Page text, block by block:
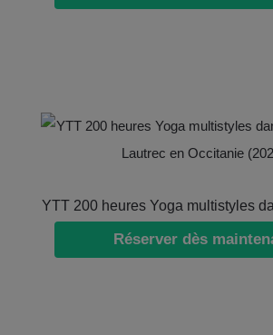
YTT 200 heures Yoga multistyles
à Lautrec en Occitanie
Réserver dès